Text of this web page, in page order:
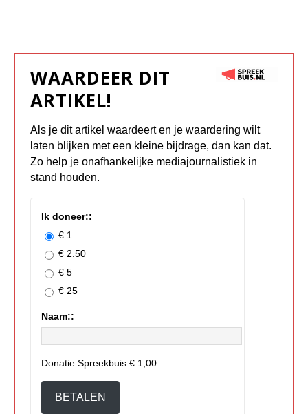
WAARDEER DIT
ARTIKEL!
Als je dit artikel waardeert en je waardering wilt
laten blijken met een kleine bijdrage, dan kan dat.
Zo help je onafhankelijke mediajournalistiek in
stand houden.
Ik doneer::
€ 1
€ 2.50
€ 5
€ 25
Naam::
Donatie Spreekbuis € 1,00
BETALEN